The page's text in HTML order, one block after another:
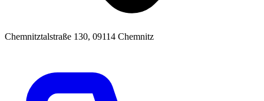
Chemnitztalstraße 130, 09114 Chemnitz